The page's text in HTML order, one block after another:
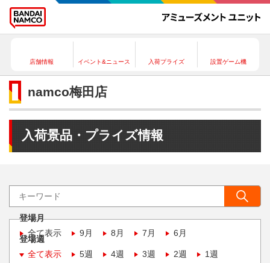
店舗情報 イベント&ニュース 入荷プライズ 設置ゲーム機
namco梅田店
入荷景品・プライズ情報
登場月
全て表示
9月 8月 7月 6月
登場週
全て表示
5週 4週 3週 2週 1週